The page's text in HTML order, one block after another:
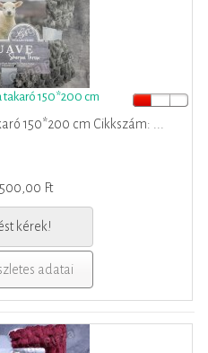
150*200 cm
150*200 cm Cikkszám: ...
Ft
kérek!
adatai